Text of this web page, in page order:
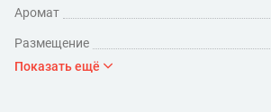
Аромат
Размещение
Показать ещё